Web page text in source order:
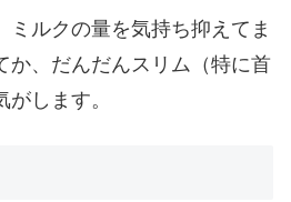
ミルクの量を気持ち抑えてま
か、だんだんスリム（特に首
します。